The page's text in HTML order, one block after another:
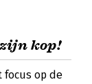
kop!
focus op de